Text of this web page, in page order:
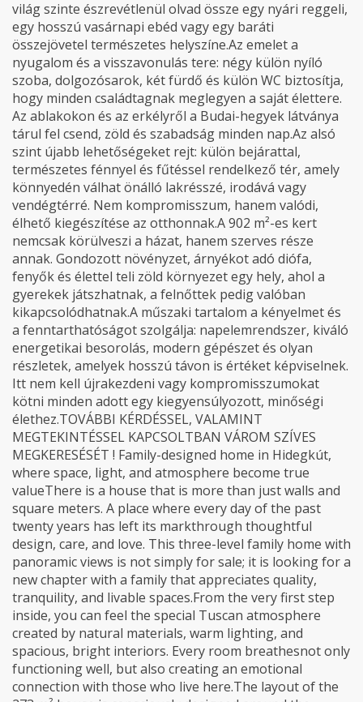
világ szinte észrevétlenül olvad össze egy nyári reggeli,
egy hosszú vasárnapi ebéd vagy egy baráti
összejövetel természetes helyszíne.Az emelet a
nyugalom és a visszavonulás tere: négy külön nyíló
szoba, dolgozósarok, két fürdő és külön WC biztosítja,
hogy minden családtagnak meglegyen a saját élettere.
Az ablakokon és az erkélyről a Budai-hegyek látványa
tárul fel csend, zöld és szabadság minden nap.Az alsó
szint újabb lehetőségeket rejt: külön bejárattal,
természetes fénnyel és fűtéssel rendelkező tér, amely
könnyedén válhat önálló lakrésszé, irodává vagy
vendégtérré. Nem kompromisszum, hanem valódi,
élhető kiegészítése az otthonnak.A 902 m²-es kert
nemcsak körülveszi a házat, hanem szerves része
annak. Gondozott növényzet, árnyékot adó diófa,
fenyők és élettel teli zöld környezet egy hely, ahol a
gyerekek játszhatnak, a felnőttek pedig valóban
kikapcsolódhatnak.A műszaki tartalom a kényelmet és
a fenntarthatóságot szolgálja: napelemrendszer, kiváló
energetikai besorolás, modern gépészet és olyan
részletek, amelyek hosszú távon is értéket képviselnek.
Itt nem kell újrakezdeni vagy kompromisszumokat
kötni minden adott egy kiegyensúlyozott, minőségi
élethez.TOVÁBBI KÉRDÉSSEL, VALAMINT
MEGTEKINTÉSSEL KAPCSOLTBAN VÁROM SZÍVES
MEGKERESÉSÉT ! Family-designed home in Hidegkút,
where space, light, and atmosphere become true
valueThere is a house that is more than just walls and
square meters. A place where every day of the past
twenty years has left its markthrough thoughtful
design, care, and love. This three-level family home with
panoramic views is not simply for sale; it is looking for a
new chapter with a family that appreciates quality,
tranquility, and livable spaces.From the very first step
inside, you can feel the special Tuscan atmosphere
created by natural materials, warm lighting, and
spacious, bright interiors. Every room breathesnot only
functioning well, but also creating an emotional
connection with those who live here.The layout of the